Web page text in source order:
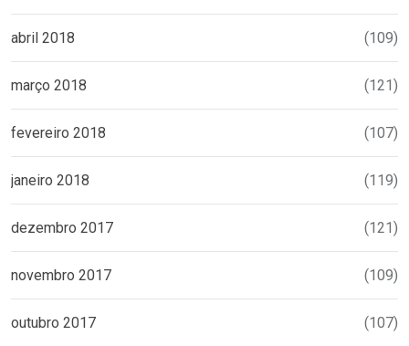
abril 2018 (109)
março 2018 (121)
fevereiro 2018 (107)
janeiro 2018 (119)
dezembro 2017 (121)
novembro 2017 (109)
outubro 2017 (107)